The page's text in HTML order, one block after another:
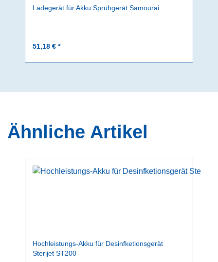
Ladegerät für Akku Sprühgerät Samourai
51,18 € *
Ähnliche Artikel
Hochleistungs-Akku für Desinfketionsgerät
Sterijet ST200